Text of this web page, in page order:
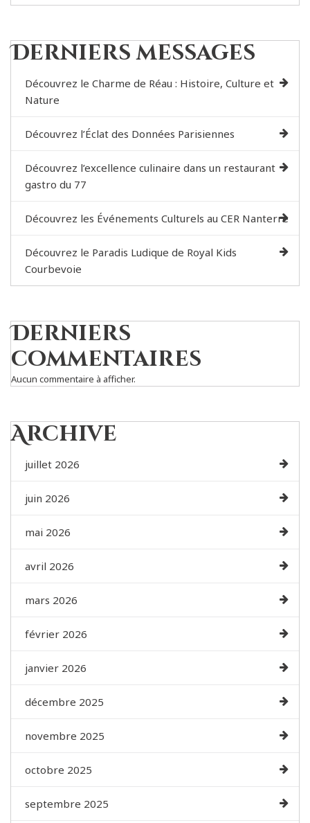
Derniers messages
Découvrez le Charme de Réau : Histoire, Culture et
Nature
Découvrez l’Éclat des Données Parisiennes
Découvrez l’excellence culinaire dans un restaurant
gastro du 77
Découvrez les Événements Culturels au CER Nanterre
Découvrez le Paradis Ludique de Royal Kids
Courbevoie
Derniers
commentaires
Aucun commentaire à afficher.
Archive
juillet 2026
juin 2026
mai 2026
avril 2026
mars 2026
février 2026
janvier 2026
décembre 2025
novembre 2025
octobre 2025
septembre 2025